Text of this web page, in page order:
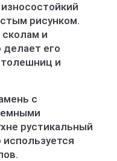
рисунком.
сколам и
его
и
с
рустикальный